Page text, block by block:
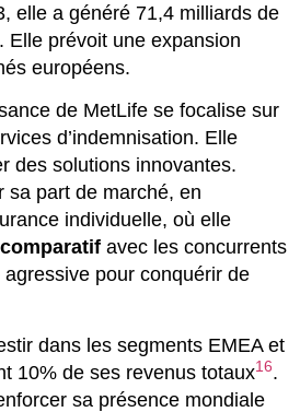
elle a généré 71,4 milliards de
. Elle prévoit une expansion
européens.
de MetLife se focalise sur
d’indemnisation. Elle
des solutions innovantes.
sa part de marché, en
individuelle, où elle
comparatif avec les concurrents
pour conquérir de
dans les segments EMEA et
10% de ses revenus totaux16.
sa présence mondiale